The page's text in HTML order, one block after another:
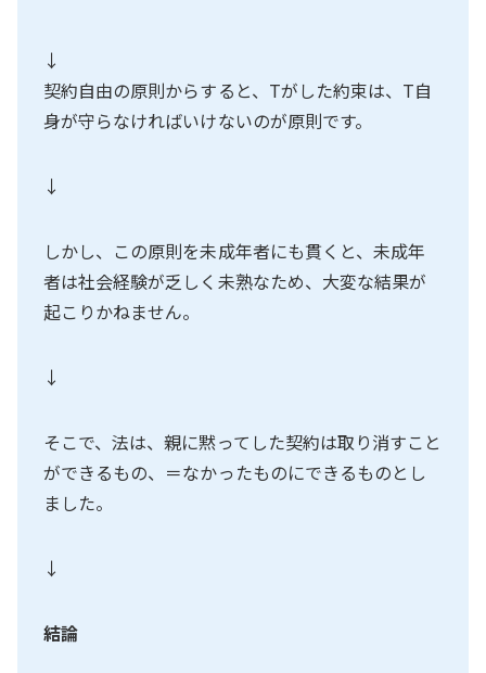
↓
契約自由の原則からすると、Tがした約束は、T自
身が守らなければいけないのが原則です。
↓
しかし、この原則を未成年者にも貫くと、未成年
者は社会経験が乏しく未熟なため、大変な結果が
起こりかねません。
↓
そこで、法は、親に黙ってした契約は取り消すこと
ができるもの、＝なかったものにできるものとし
ました。
↓
結論